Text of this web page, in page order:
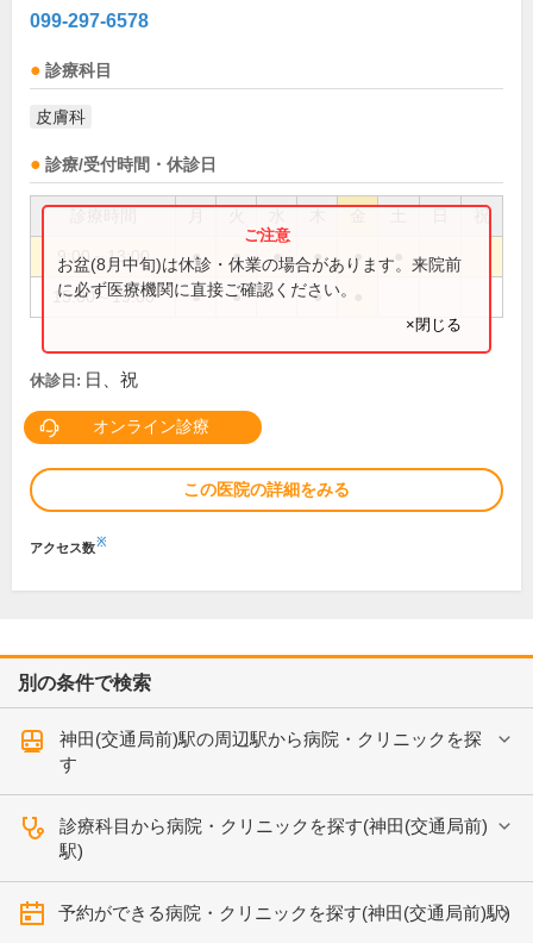
099-297-6578
診療科目
皮膚科
診療/受付時間・休診日
祝
9:00～13:00 ● ● ● ● ●
15:00～19:00 ● ● ●
お盆(8月中旬)は休診・休業の場合があります。来院前
に必ず医療機関に直接ご確認ください。
×閉じる
休診日: 日、祝
オンライン診療
この医院の詳細をみる
アクセス数※
別の条件で検索
神田(交通局前)駅の周辺駅から病院・クリニックを探
す
診療科目から病院・クリニックを探す(神田(交通局前)
駅)
予約ができる病院・クリニックを探す(神田(交通局前)駅)